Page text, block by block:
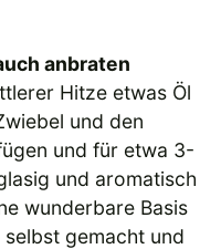
anbraten
Hitze etwas Öl
und den
und für etwa 3-
und aromatisch
wunderbare Basis
gemacht und